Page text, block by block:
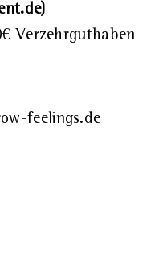
)
Verzehrguthaben
feelings.de